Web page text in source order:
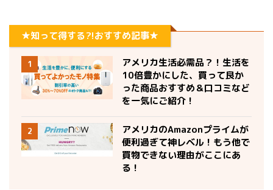
★知って得する?!おすすめ記事★
1
アメリカ生活必需品？！生活を
10倍豊かにした、買って良か
った商品おすすめ＆口コミなど
を一気にご紹介！
2
アメリカのAmazonプライムが
便利過ぎて神レベル！もう他で
買物できない理由がここにあ
る！